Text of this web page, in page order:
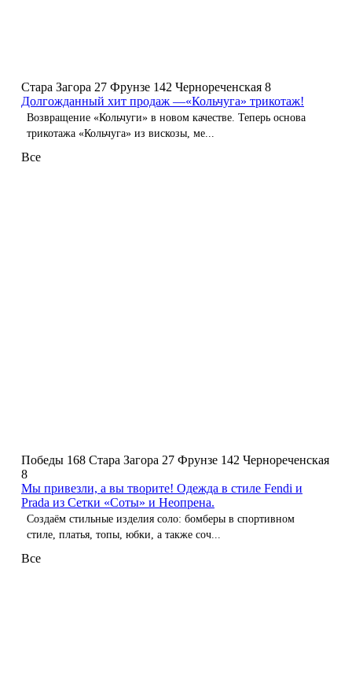
Стара Загора 27 Фрунзе 142 Чернореченская 8
Долгожданный хит продаж —«Кольчуга» трикотаж!
Возвращение «Кольчуги» в новом качестве. Теперь основа
трикотажа «Кольчуга» из вискозы, ме...
Все
Победы 168 Стара Загора 27 Фрунзе 142 Чернореченская
8
Мы привезли, а вы творите! Одежда в стиле Fendi и
Prada из Сетки «Соты» и Неопрена.
Создаём стильные изделия соло: бомберы в спортивном
стиле, платья, топы, юбки, а также соч...
Все